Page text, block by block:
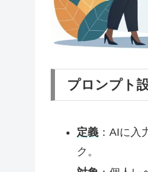
プロンプト
定義 ：AIに
ク。